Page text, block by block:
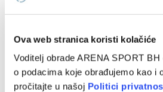
Ova web stranica koristi kolačiće
Voditelj obrade ARENA SPORT
o podacima koje obrađujemo kao i
pročitajte u našoj Politici